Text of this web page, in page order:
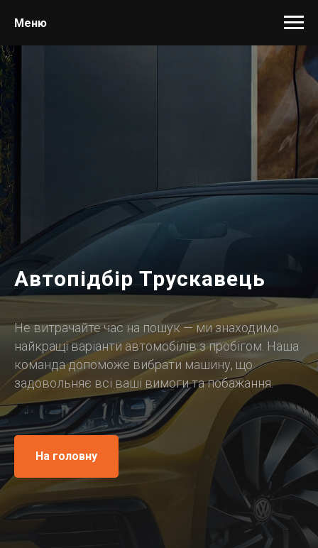
Меню
Автопідбір Трускавець
Не витрачайте час на пошук — ми знаходимо
найкращі варіанти автомобілів з пробігом. Наша
команда допоможе вибрати машину, що
задовольняє всі ваші вимоги та побажання.
На головну